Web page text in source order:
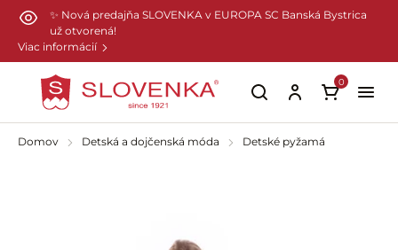
Preskočiť na hlavný obsah
✨ Nová predajňa SLOVENKA v EUROPA SC Banská Bystrica
už otvorená!
Viac informácií
0
Domov Detská a dojčenská móda Detské pyžamá